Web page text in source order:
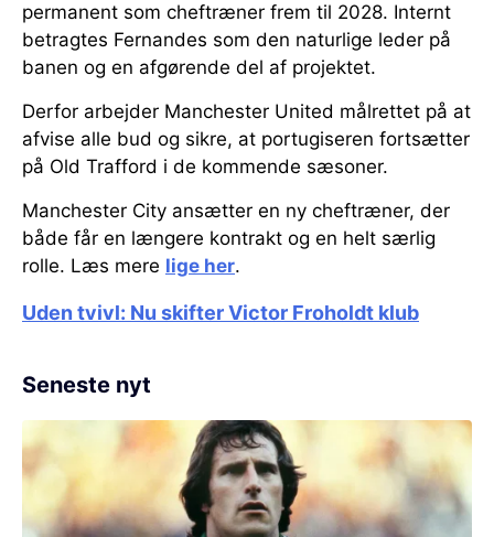
permanent som cheftræner frem til 2028. Internt
betragtes Fernandes som den naturlige leder på
banen og en afgørende del af projektet.
Derfor arbejder Manchester United målrettet på at
afvise alle bud og sikre, at portugiseren fortsætter
på Old Trafford i de kommende sæsoner.
Manchester City ansætter en ny cheftræner, der
både får en længere kontrakt og en helt særlig
rolle. Læs mere lige her.
Uden tvivl: Nu skifter Victor Froholdt klub
Seneste nyt